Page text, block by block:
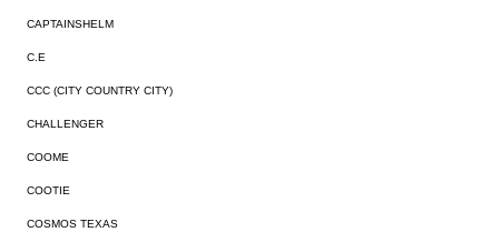
CAPTAINSHELM
C.E
CCC (CITY COUNTRY CITY)
CHALLENGER
COOME
COOTIE
COSMOS TEXAS